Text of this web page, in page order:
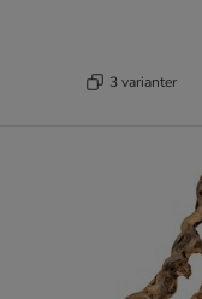
3 varianter